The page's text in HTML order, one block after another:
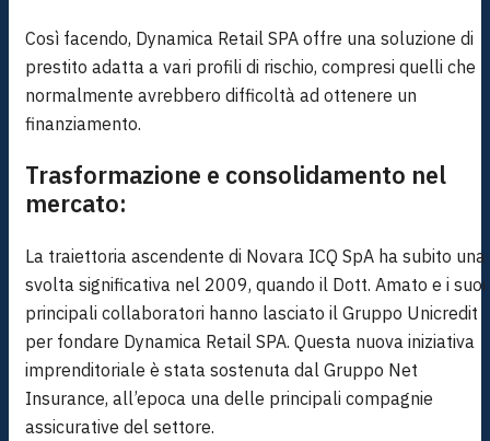
Così facendo, Dynamica Retail SPA offre una soluzione di
prestito adatta a vari profili di rischio, compresi quelli che
normalmente avrebbero difficoltà ad ottenere un
finanziamento.
Trasformazione e consolidamento nel
mercato:
La traiettoria ascendente di Novara ICQ SpA ha subito una
svolta significativa nel 2009, quando il Dott. Amato e i suoi
principali collaboratori hanno lasciato il Gruppo Unicredit
per fondare Dynamica Retail SPA. Questa nuova iniziativa
imprenditoriale è stata sostenuta dal Gruppo Net
Insurance, all’epoca una delle principali compagnie
assicurative del settore.